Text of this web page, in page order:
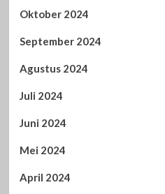
Oktober 2024
September 2024
Agustus 2024
Juli 2024
Juni 2024
Mei 2024
April 2024